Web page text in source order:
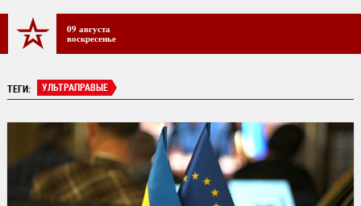
09 августа
воскресенье
ТЕГИ: УЛЬТРАПРАВЫЕ